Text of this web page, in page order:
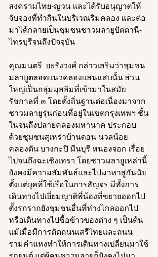
สงครามไทย-ญวน และได้รับอนุญาตให้
จับจองที่ทำกินในบริเวณริมคลอง และต่อ
มาได้กลายเป็นชุมชนชาวมลายูปัตตานี-
ไทรบุรีจนถึงปัจจุบัน
คุณมนตรี  ยะรังวงศ์ กล่าวเสริมว่าชุมชน
มลายูตลอดแนวคลองแสนแสบนั้น ส่วน
ใหญ่เป็นกลุ่มมุสลิมที่เข้ามาในสมัย
รัชกาลที่ ๓ โดยตั้งถิ่นฐานต่อเนื่องมาจาก
ชาวมลายูรุ่นก่อนที่อยู่ในเขตกรุงเทพฯ ชั้น
ในจนถึงปลายคลองมหานาค ประกอบ
ด้วยชุมชนสุเหร่าบ้านดอน นวลน้อย
คลองตัน บางกะปิ มีนบุรี หนองจอก เรื่อย
ไปจนถึงฉะเชิงเทรา โดยชาวมลายูเหล่านี้
ยังคงมีความสัมพันธ์และไปมาหาสู่กันนับ
ตั้งแต่ยุคที่ใช้เรือในการสัญจร มีทั้งการ
เดินทางไปเยี่ยมญาติพี่น้องที่ขยายออกไป
ตั้งรกรากยังชุมชนอื่นที่ห่างไกลออกไป
หรือเดินทางไปซื้อข้าวของต่าง ๆ เป็นต้น
แม้เมื่อมีการตัดถนนเสรีไทยและถนน
รามคำแหงทำให้การเดินทางเปลี่ยนมาใช้